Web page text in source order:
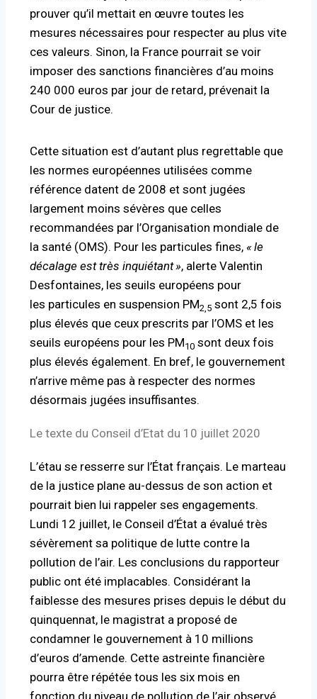
prouver qu’il mettait en œuvre toutes les
mesures nécessaires pour respecter au plus vite
ces valeurs. Sinon, la France pourrait se voir
imposer des sanctions financières d’au moins
240 000 euros par jour de retard, prévenait la
Cour de justice.
Cette situation est d’autant plus regrettable que
les normes européennes utilisées comme
référence datent de 2008 et sont jugées
largement moins sévères que celles
recommandées par l’Organisation mondiale de
la santé (OMS). Pour les particules fines, «le
décalage est très inquiétant», alerte Valentin
Desfontaines, les seuils européens pour
les particules en suspension PM2,5 sont 2,5 fois
plus élevés que ceux prescrits par l’OMS et les
seuils européens pour les PM10 sont deux fois
plus élevés également. En bref, le gouvernement
n’arrive même pas à respecter des normes
désormais jugées insuffisantes.
Le texte du Conseil d’Etat du 10 juillet 2020
L’étau se resserre sur l’État français. Le marteau
de la justice plane au-dessus de son action et
pourrait bien lui rappeler ses engagements.
Lundi 12 juillet, le Conseil d’État a évalué très
sévèrement sa politique de lutte contre la
pollution de l’air. Les conclusions du rapporteur
public ont été implacables. Considérant la
faiblesse des mesures prises depuis le début du
quinquennat, le magistrat a proposé de
condamner le gouvernement à 10 millions
d’euros d’amende. Cette astreinte financière
pourra être répétée tous les six mois en